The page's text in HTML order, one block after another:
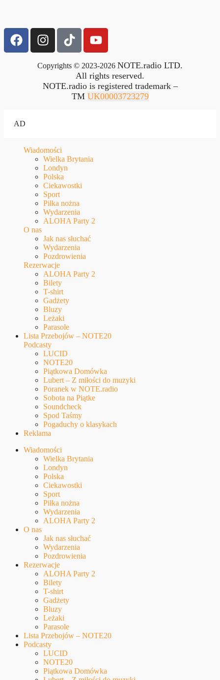
Copyrights © 2023-2026 NOTE.radio LTD.
All rights reserved.
NOTE.radio is registered trademark –
TM UK00003723279
AD
Wiadomości
Wielka Brytania
Londyn
Polska
Ciekawostki
Sport
Piłka nożna
Wydarzenia
ALOHA Party 2
O nas
Jak nas słuchać
Wydarzenia
Pozdrowienia
Rezerwacje
ALOHA Party 2
Bilety
T-shirt
Gadżety
Bluzy
Leżaki
Parasole
Lista Przebojów – NOTE20
Podcasty
LUCID
NOTE20
Piątkowa Domówka
Lubert – Z miłości do muzyki
Poranek w NOTE.radio
Sobota na Piątke
Soundcheck
Spod Taśmy
Pogaduchy o klasykach
Reklama
Wiadomości
Wielka Brytania
Londyn
Polska
Ciekawostki
Sport
Piłka nożna
Wydarzenia
ALOHA Party 2
O nas
Jak nas słuchać
Wydarzenia
Pozdrowienia
Rezerwacje
ALOHA Party 2
Bilety
T-shirt
Gadżety
Bluzy
Leżaki
Parasole
Lista Przebojów – NOTE20
Podcasty
LUCID
NOTE20
Piątkowa Domówka